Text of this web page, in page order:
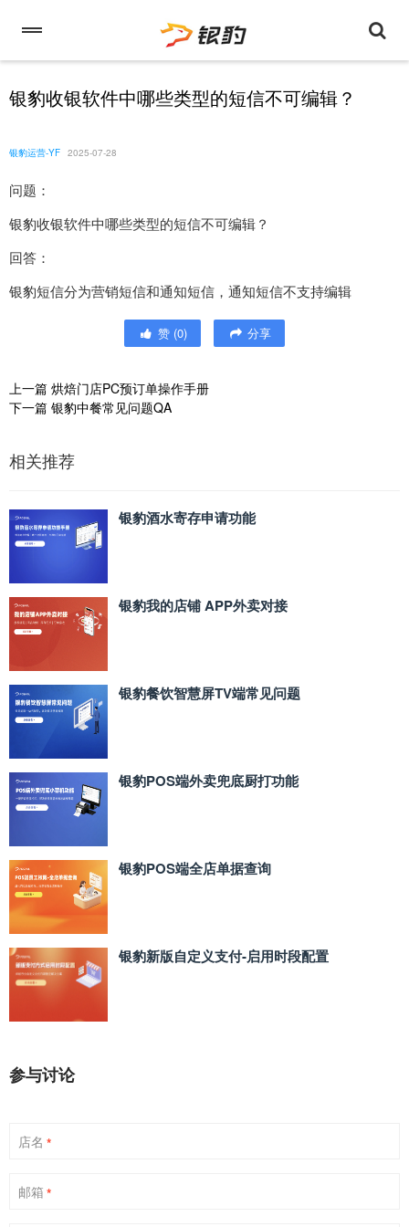
银豹收银软件中哪些类型的短信不可编辑？
银豹运营-YF 2025-07-28
问题：
银豹收银软件中哪些类型的短信不可编辑？
回答：
银豹短信分为营销短信和通知短信，通知短信不支持编辑
赞 (0) 分享
上一篇 烘焙门店PC预订单操作手册
下一篇 银豹中餐常见问题QA
相关推荐
银豹酒水寄存申请功能
银豹我的店铺 APP外卖对接
银豹餐饮智慧屏TV端常见问题
银豹POS端外卖兜底厨打功能
银豹POS端全店单据查询
银豹新版自定义支付‑启用时段配置
参与讨论
店名 *
邮箱 *